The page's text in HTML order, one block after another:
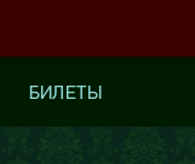
БИЛЕТЫ